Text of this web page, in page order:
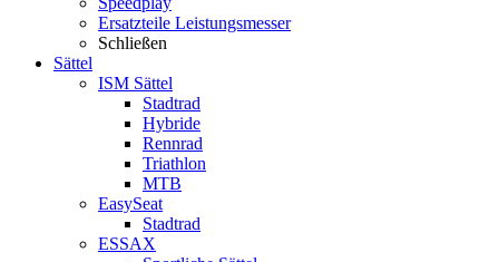
Ersatzteile Leistungsmesser
Schließen
Sättel
ISM Sättel
Stadtrad
Hybride
Rennrad
Triathlon
MTB
EasySeat
Stadtrad
ESSAX